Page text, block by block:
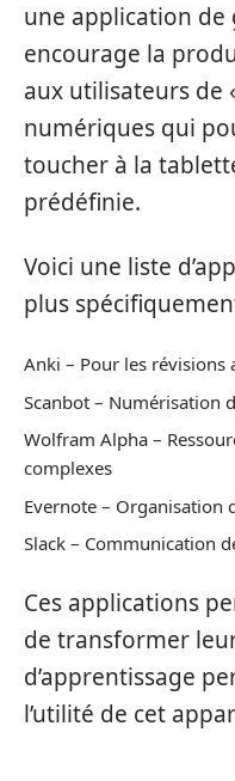
une application
encourage la
aux utilisateurs de
numériques qui
toucher à la
prédéfinie.
Voici une liste
plus
Anki – Pour les révisions
Scanbot – Numérisation
Wolfram Alpha –
complexes
Evernote – Organisation
Slack – Communication
Ces applications
de transformer
d’apprentissage
l’utilité de cet